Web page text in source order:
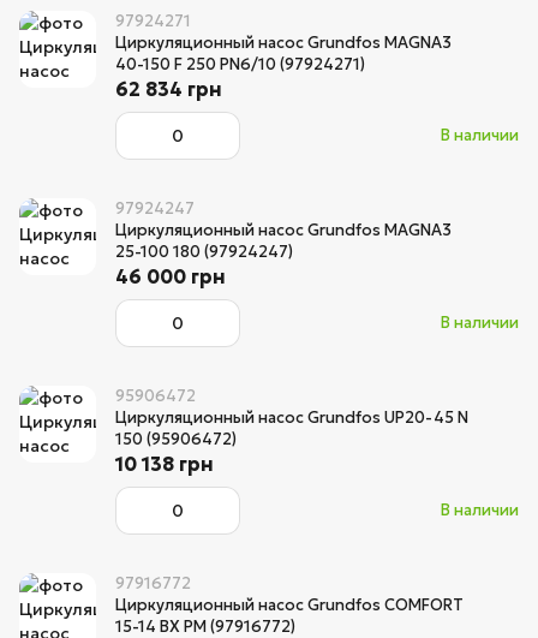
97924271
Циркуляционный насос Grundfos MAGNA3
40-150 F 250 PN6/10 (97924271)
В наличии
62 834 грн
97924247
Циркуляционный насос Grundfos MAGNA3
25-100 180 (97924247)
В наличии
46 000 грн
95906472
Циркуляционный насос Grundfos UP20-45 N
150 (95906472)
В наличии
10 138 грн
97916772
Циркуляционный насос Grundfos COMFORT
15-14 BX PM (97916772)